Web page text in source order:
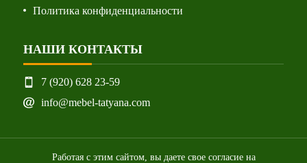
Политика конфиденциальности
НАШИ КОНТАКТЫ
7 (920) 628 23-59
info@mebel-tatyana.com
Работая с этим сайтом, вы даете свое согласие на